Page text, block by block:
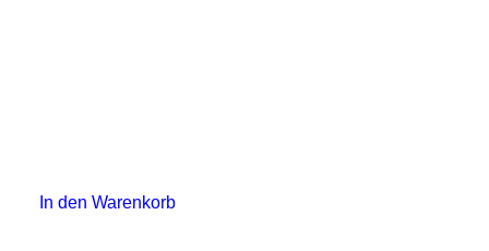
In den Warenkorb